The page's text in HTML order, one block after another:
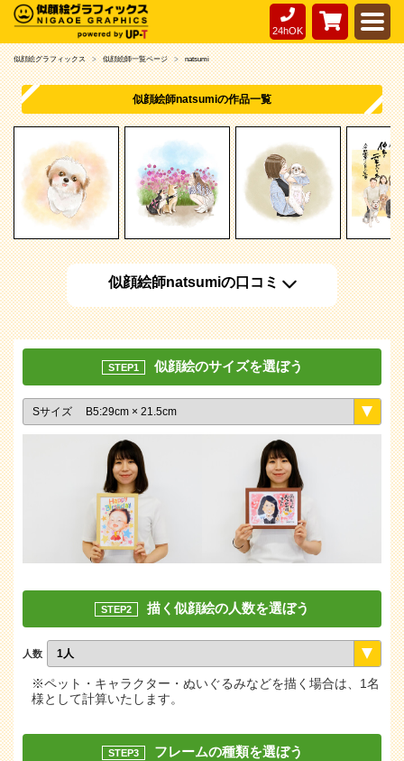
24hOK
似顔絵グラフィックス 似顔絵師一覧ページ natsumi
似顔絵師natsumiの作品一覧
似顔絵師natsumiの口コミ
STEP1 似顔絵のサイズを選ぼう
STEP2 描く似顔絵の人数を選ぼう
人数
※ペット・キャラクター・ぬいぐるみなどを描く場合は、1名
様として計算いたします。
STEP3 フレームの種類を選ぼう